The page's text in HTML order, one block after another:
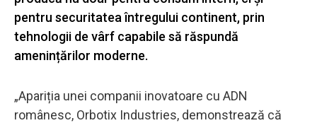
pentru securitatea întregului continent, prin
tehnologii de vârf capabile să răspundă
amenințărilor moderne.
„Apariția unei companii inovatoare cu ADN
românesc, Orbotix Industries, demonstrează că